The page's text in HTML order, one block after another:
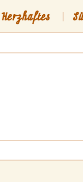
Herzhaftes
Shop